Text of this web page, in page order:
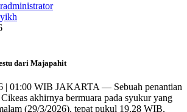
administrator
dari Majapahit
| 01:00 WIB JAKARTA — Sebuah penantian
akhirnya bermuara pada syukur yang
(29/3/2026), tepat pukul 19.28 WIB,